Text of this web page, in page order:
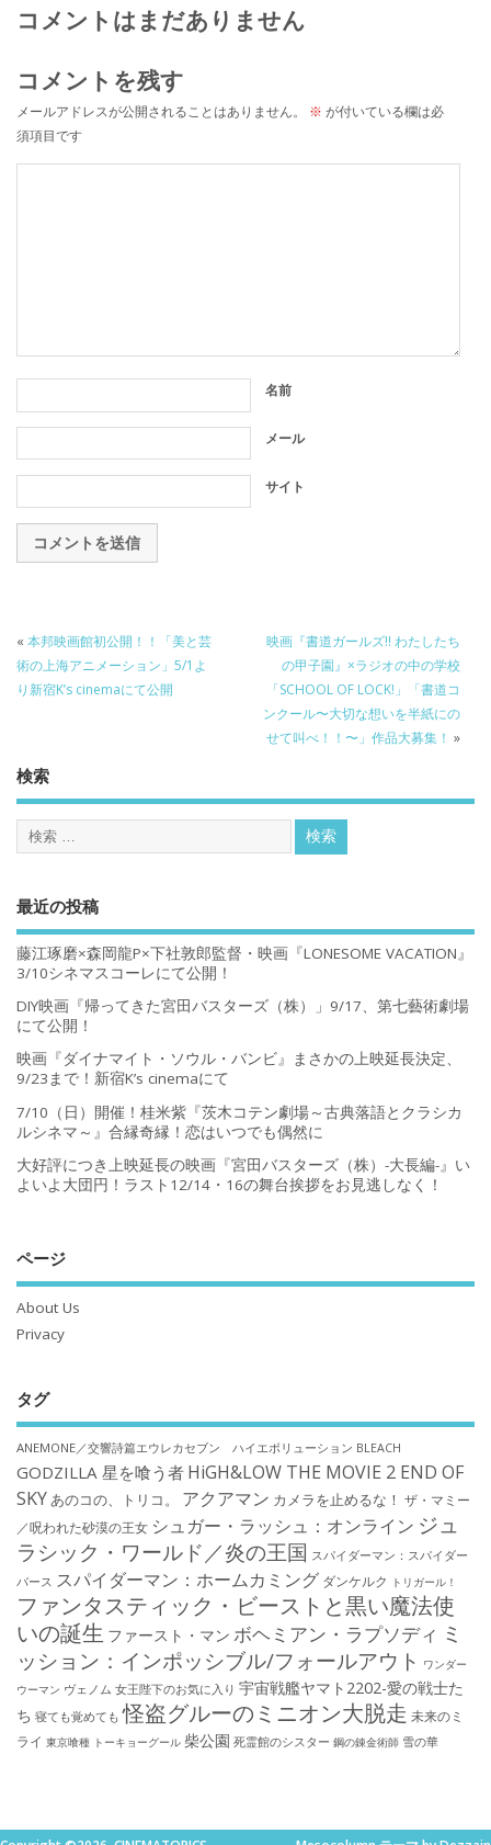
コメントはまだありません
コメントを残す
メールアドレスが公開されることはありません。 ※ が付いている欄は必
須項目です
名前
メール
サイト
« 本邦映画館初公開！！「美と芸
術の上海アニメーション」5/1よ
り新宿K’s cinemaにて公開
映画『書道ガールズ!! わたしたち
の甲子園』×ラジオの中の学校
「SCHOOL OF LOCK!」「書道コ
ンクール〜大切な想いを半紙にの
せて叫べ！！〜」作品大募集！ »
検索
最近の投稿
藤江琢磨×森岡龍P×下社敦郎監督・映画『LONESOME VACATION』
3/10シネマスコーレにて公開！
DIY映画『帰ってきた宮田バスターズ（株）」9/17、第七藝術劇場
にて公開！
映画『ダイナマイト・ソウル・バンビ』まさかの上映延長決定、
9/23まで！新宿K’s cinemaにて
7/10（日）開催！桂米紫『茨木コテン劇場～古典落語とクラシカ
ルシネマ～』合縁奇縁！恋はいつでも偶然に
大好評につき上映延長の映画『宮田バスターズ（株）-大長編-』い
よいよ大団円！ラスト12/14・16の舞台挨拶をお見逃しなく！
ページ
About Us
Privacy
タグ
ANEMONE／交響詩篇エウレカセブン ハイエボリューション BLEACH
GODZILLA 星を喰う者 HiGH&LOW THE MOVIE 2 END OF
SKYあのコの、トリコ。 アクアマン カメラを止めるな！ ザ・マミー
／呪われた砂漠の王女 シュガー・ラッシュ：オンライン ジュ
ラシック・ワールド／炎の王国 スパイダーマン：スパイダー
バース スパイダーマン：ホームカミング ダンケルク トリガール！
ファンタスティック・ビーストと黒い魔法使
いの誕生 ファースト・マン ボヘミアン・ラプソディ ミ
ッション：インポッシブル/フォールアウト ワンダー
ウーマン ヴェノム 女王陛下のお気に入り 宇宙戦艦ヤマト2202-愛の戦士た
ち 寝ても覚めても 怪盗グルーのミニオン大脱走 未来のミ
ライ 東京喰種 トーキョーグール 柴公園 死霊館のシスター 鋼の錬金術師 雪の華